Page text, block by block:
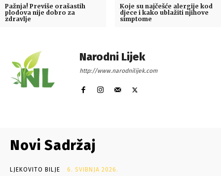
Pažnja! Previše orašastih
plodova nije dobro za
zdravlje
Koje su najčešće alergije kod
djece i kako ublažiti njihove
simptome
Narodni Lijek
http://www.narodnilijek.com
Novi Sadržaj
LJEKOVITO BILJE 6. SVIBNJA 2026.